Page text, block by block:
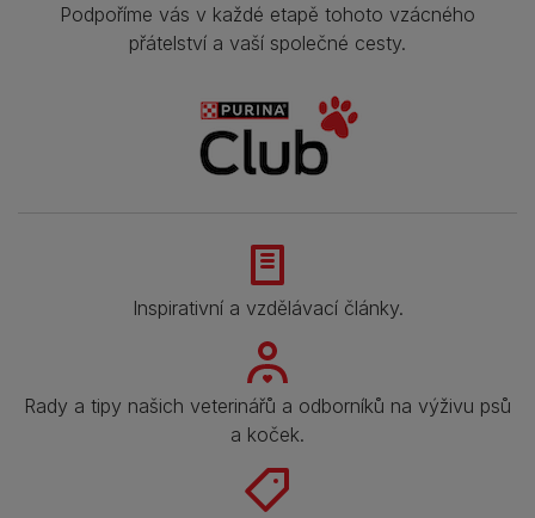
Podpoříme vás v každé etapě tohoto vzácného
přátelství a vaší společné cesty.
Inspirativní a vzdělávací články.
Rady a tipy našich veterinářů a odborníků na výživu psů
a koček.